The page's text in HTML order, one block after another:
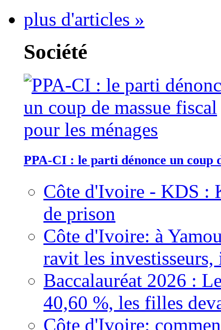
plus d'articles »
Société
PPA-CI : le parti dénonce un coup
Côte d'Ivoire - KDS :
de prison
Côte d'Ivoire: à
ravit les
Baccalauréat 2026 :
40,60 %, les filles
Côte d'Ivoire: